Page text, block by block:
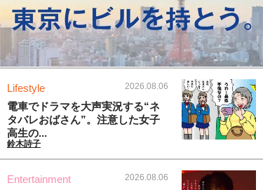
Lifestyle 2026.08.06
電車でドラマを大声実況する“ネ
タバレおばさん”。注意した女子
高生の...
鈴木詩子
Entertainment 2026.08.06